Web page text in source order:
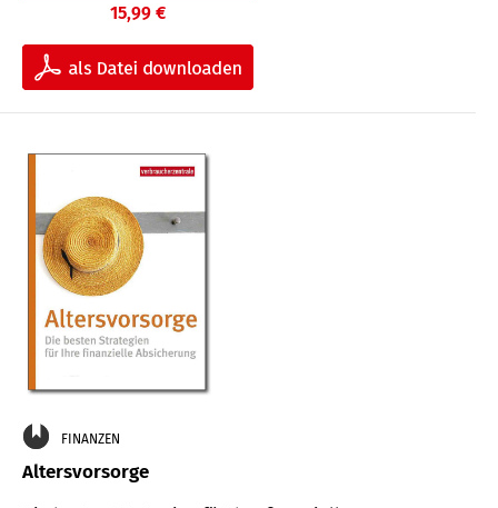
15,99 €
FINANZEN
Altersvorsorge